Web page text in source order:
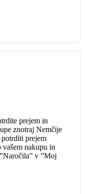
prejem in
znotraj Nemčije
prejem
nakupu in
v ”Moj